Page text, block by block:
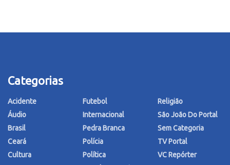
Categorias
Acidente
Áudio
Brasil
Ceará
Cultura
Futebol
Internacional
Pedra Branca
Polícia
Política
Religião
São João Do Portal
Sem Categoria
TV Portal
VC Repórter